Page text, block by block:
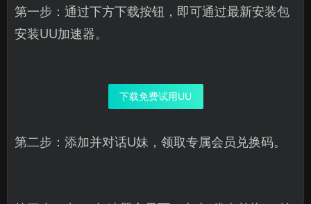
第一步：通过下方下载按钮，即可通过最新安装包
安装UU加速器。
下载免费试用UU
第二步：添加并对话U妹，领取专属会员兑换码。